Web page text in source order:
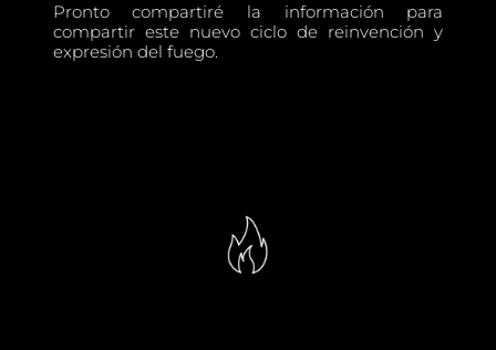
Pronto compartiré la información para
compartir este nuevo ciclo de reinvención y
expresión del fuego.